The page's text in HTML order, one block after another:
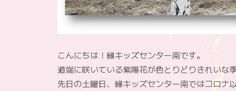
こんにちは！縁キッズセンター南です。
道端に咲いている紫陽花が色とりどりきれいな
先日の土曜日、縁キッズセンター南ではコロナ